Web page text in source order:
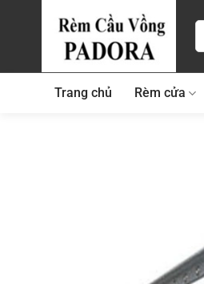
dung
Trang chủ Rèm cửa